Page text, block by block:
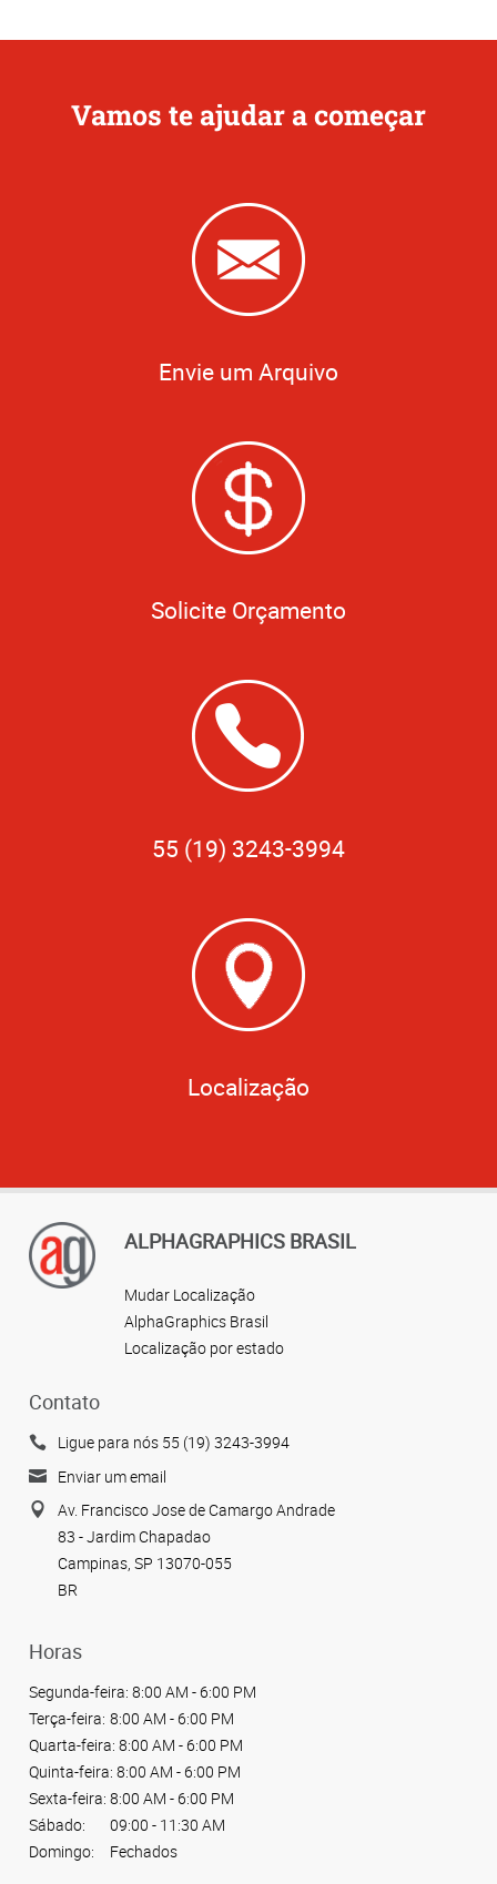
Vamos te ajudar a começar
Envie um Arquivo
Solicite Orçamento
55 (19) 3243-3994
Localização
ALPHAGRAPHICS BRASIL
Mudar Localização
AlphaGraphics Brasil
Localização por estado
Contato
Ligue para nós 55 (19) 3243-3994
Enviar um email
Av. Francisco Jose de Camargo Andrade
83 - Jardim Chapadao
Campinas, SP 13070-055
BR
Horas
Segunda-feira: 8:00 AM - 6:00 PM
Terça-feira: 8:00 AM - 6:00 PM
Quarta-feira: 8:00 AM - 6:00 PM
Quinta-feira: 8:00 AM - 6:00 PM
Sexta-feira: 8:00 AM - 6:00 PM
Sábado:
09:00 - 11:30 AM
Domingo:
Fechados